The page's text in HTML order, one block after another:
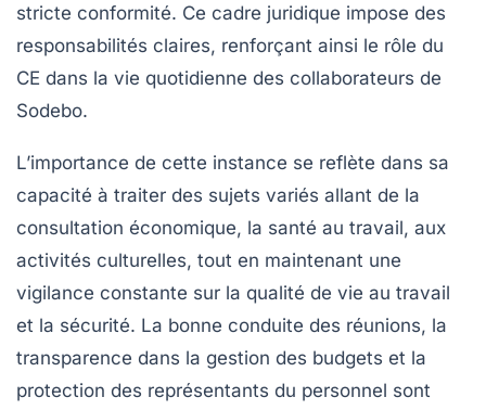
stricte conformité. Ce cadre juridique impose des
responsabilités claires, renforçant ainsi le rôle du
CE dans la vie quotidienne des collaborateurs de
Sodebo.
L’importance de cette instance se reflète dans sa
capacité à traiter des sujets variés allant de la
consultation économique, la santé au travail, aux
activités culturelles, tout en maintenant une
vigilance constante sur la qualité de vie au travail
et la sécurité. La bonne conduite des réunions, la
transparence dans la gestion des budgets et la
protection des représentants du personnel sont